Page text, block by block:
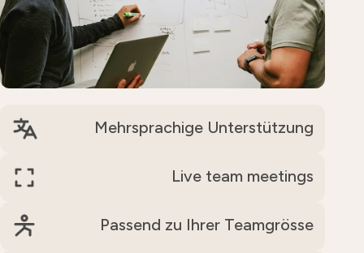
Mehrsprachige Unterstützung
Live team meetings
Passend zu Ihrer Teamgrösse